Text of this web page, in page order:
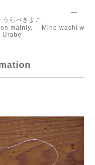
らべきよこ
mainly. -Mino washi w
Urabe